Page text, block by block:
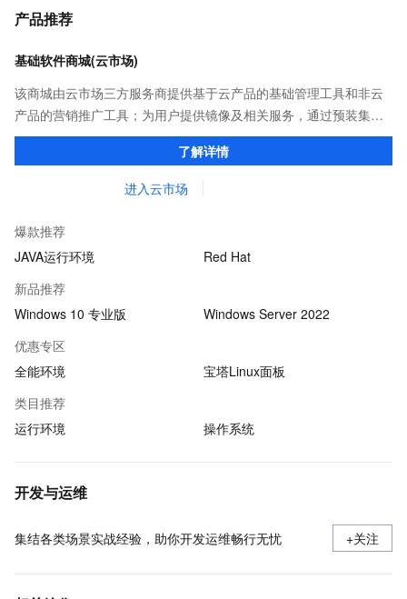
产品推荐
基础软件商城(云市场)
该商城由云市场三方服务商提供基于云产品的基础管理工具和非云
产品的营销推广工具；为用户提供镜像及相关服务，通过预装集成
环境及软件，实现云服务器即开即于阿里云的独立软件类，包括商
业软件、系统软件、营销软件等。了解详情
进入云市场
爆款推荐
JAVA运行环境
Red Hat
新品推荐
Windows 10 专业版
Windows Server 2022
优惠专区
全能环境
宝塔Linux面板
类目推荐
运行环境
操作系统
开发与运维
集结各类场景实战经验，助你开发运维畅行无忧 +关注